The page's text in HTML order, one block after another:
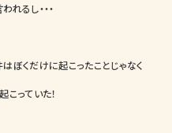
るし・・・
ぼくだけに起こったことじゃなく
こっていた！